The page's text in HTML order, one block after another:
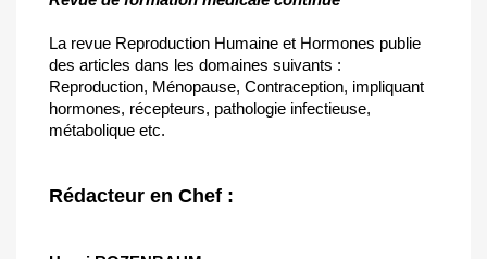
La revue Reproduction Humaine et Hormones publie
des articles dans les domaines suivants :
Reproduction, Ménopause, Contraception, impliquant
hormones, récepteurs, pathologie infectieuse,
métabolique etc.
Rédacteur en Chef :